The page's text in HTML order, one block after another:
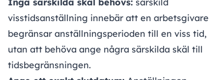
Inga särskilda skäl behövs: särskild
visstidsanställning innebär att en arbetsgivare
begränsar anställningsperioden till en viss tid,
utan att behöva ange några särskilda skäl till
tidsbegränsningen.